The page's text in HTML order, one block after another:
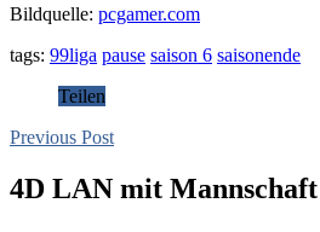
Bildquelle: pcgamer.com
tags: 99liga pause saison 6 saisonende
Teilen
Previous Post
4D LAN mit Mannschaft